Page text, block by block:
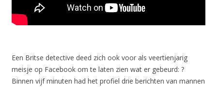
Een Britse detective deed zich ook voor als veertienjarig
meisje op Facebook om te laten zien wat er gebeurd: ?
Binnen vijf minuten had het profiel drie berichten van mannen